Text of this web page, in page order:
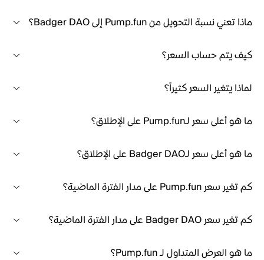
ماذا تعني نسبة التحويل من Pump.fun إلى Badger DAO؟
كيف يتم حساب السعر؟
لماذا يتغير السعر كثيراً؟
ما هو أعلى سعر لـPump.fun على الإطلاق؟
ما هو أعلى سعر لـBadger DAO على الإطلاق؟
كم تغير سعر Pump.fun على مدار الفترة الماضية؟
كم تغير سعر Badger DAO على مدار الفترة الماضية؟
ما هو العرض المتداول لـ Pump.fun؟